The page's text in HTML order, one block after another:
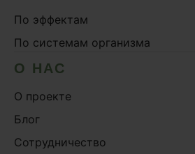
По эффектам
По системам организма
О НАС
О проекте
Блог
Сотрудничество